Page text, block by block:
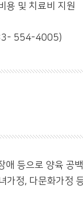
용 및 치료비 지원
554-4005)
등으로 양육 공
가정, 다문화가정